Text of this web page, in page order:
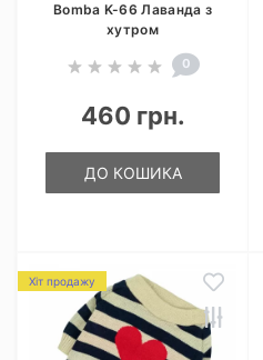
Bomba K-66 Лаванда з
хутром
0
460 грн.
ДО КОШИКА
Хіт продажу